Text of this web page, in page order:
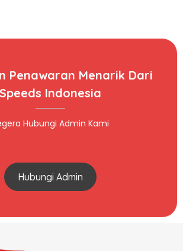
Penawaran Menarik Dari
Speeds Indonesia
Hubungi Admin Kami
Hubungi Admin